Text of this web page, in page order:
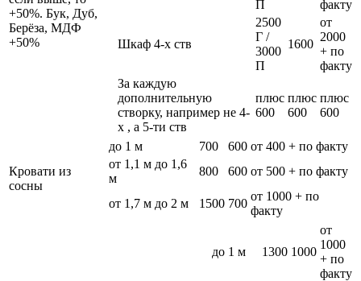
+50%. Бук, Дуб,
Берёза, МДФ
+50%
П факту
Шкаф 4-х ств
2500
Г /
3000
П
1600
от
2000
+ по
факту
За каждую
дополнительную
створку, например не 4-
х , а 5-ти ств
плюс
600
плюс
600
плюс
600
Кровати из
сосны
до 1 м 700 600 от 400 + по факту
от 1,1 м до 1,6
м
800 600 от 500 + по факту
от 1,7 м до 2 м 1500 700
от 1000 + по
факту
до 1 м 1300 1000
от
1000
+ по
факту